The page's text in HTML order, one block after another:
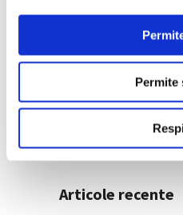
Permite
Femei în artă –
stranii ale
Articole recente